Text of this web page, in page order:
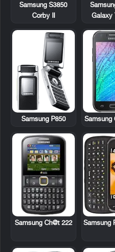
Galaxy
Samsung S3850
Corby II
Samsung
Samsung P850
Samsung
Samsung Ch@t 222